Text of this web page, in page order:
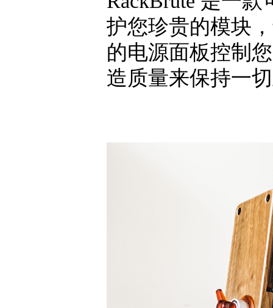
护您珍贵的模块
的电源面板控制
造质量来保持一